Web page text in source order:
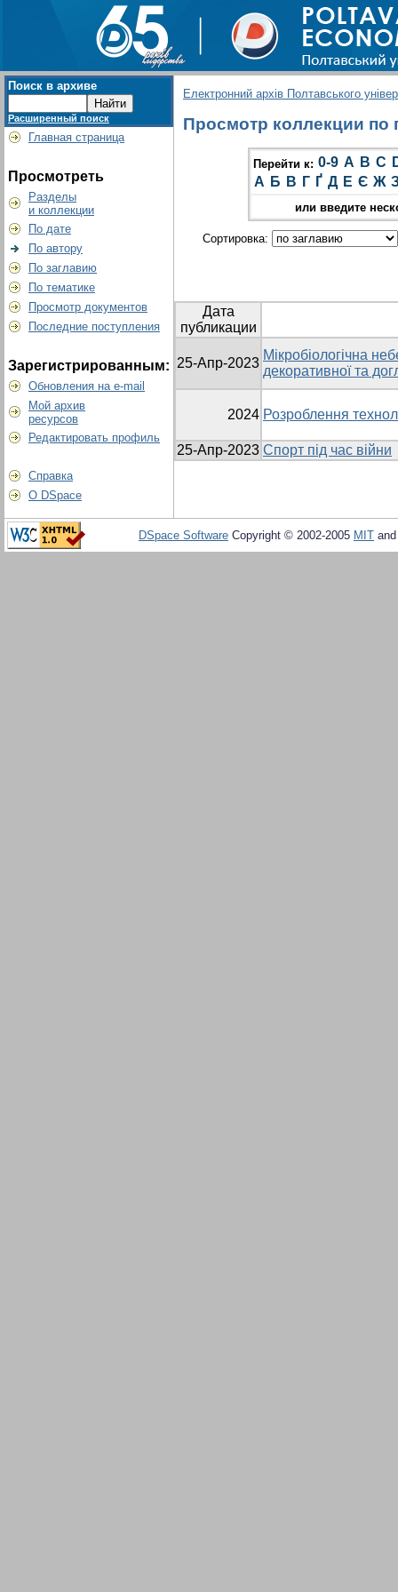
Поиск в архиве
Расширенный поиск
Главная страница
Просмотреть
Разделы
и коллекции
По дате
По автору
По заглавию
По тематике
Просмотр документов
Последние поступления
Зарегистрированным:
Обновления на e-mail
Мой архив
ресурсов
Редактировать профиль
Справка
О DSpace
Електронний архів Полтавського
Просмотр коллекции по
Перейти к: 0-9 A B C
А Б В Г Ґ Д Е Є Ж
или введите
Сортировка:
Дата
публикации
25-Апр-2023
Мікробіологічна
декоративної та
2024 Розроблення
25-Апр-2023 Спорт під час війни
DSpace Software Copyright © 2002-2005 MIT